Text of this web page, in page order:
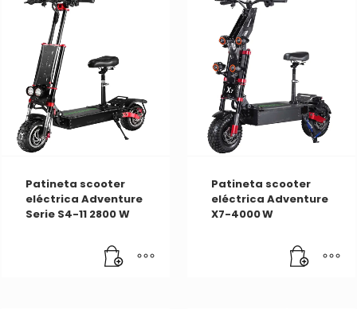
Patineta scooter
eléctrica Adventure
Serie S4-11 2800 W
Patineta scooter
eléctrica Adventure
X7-4000 W